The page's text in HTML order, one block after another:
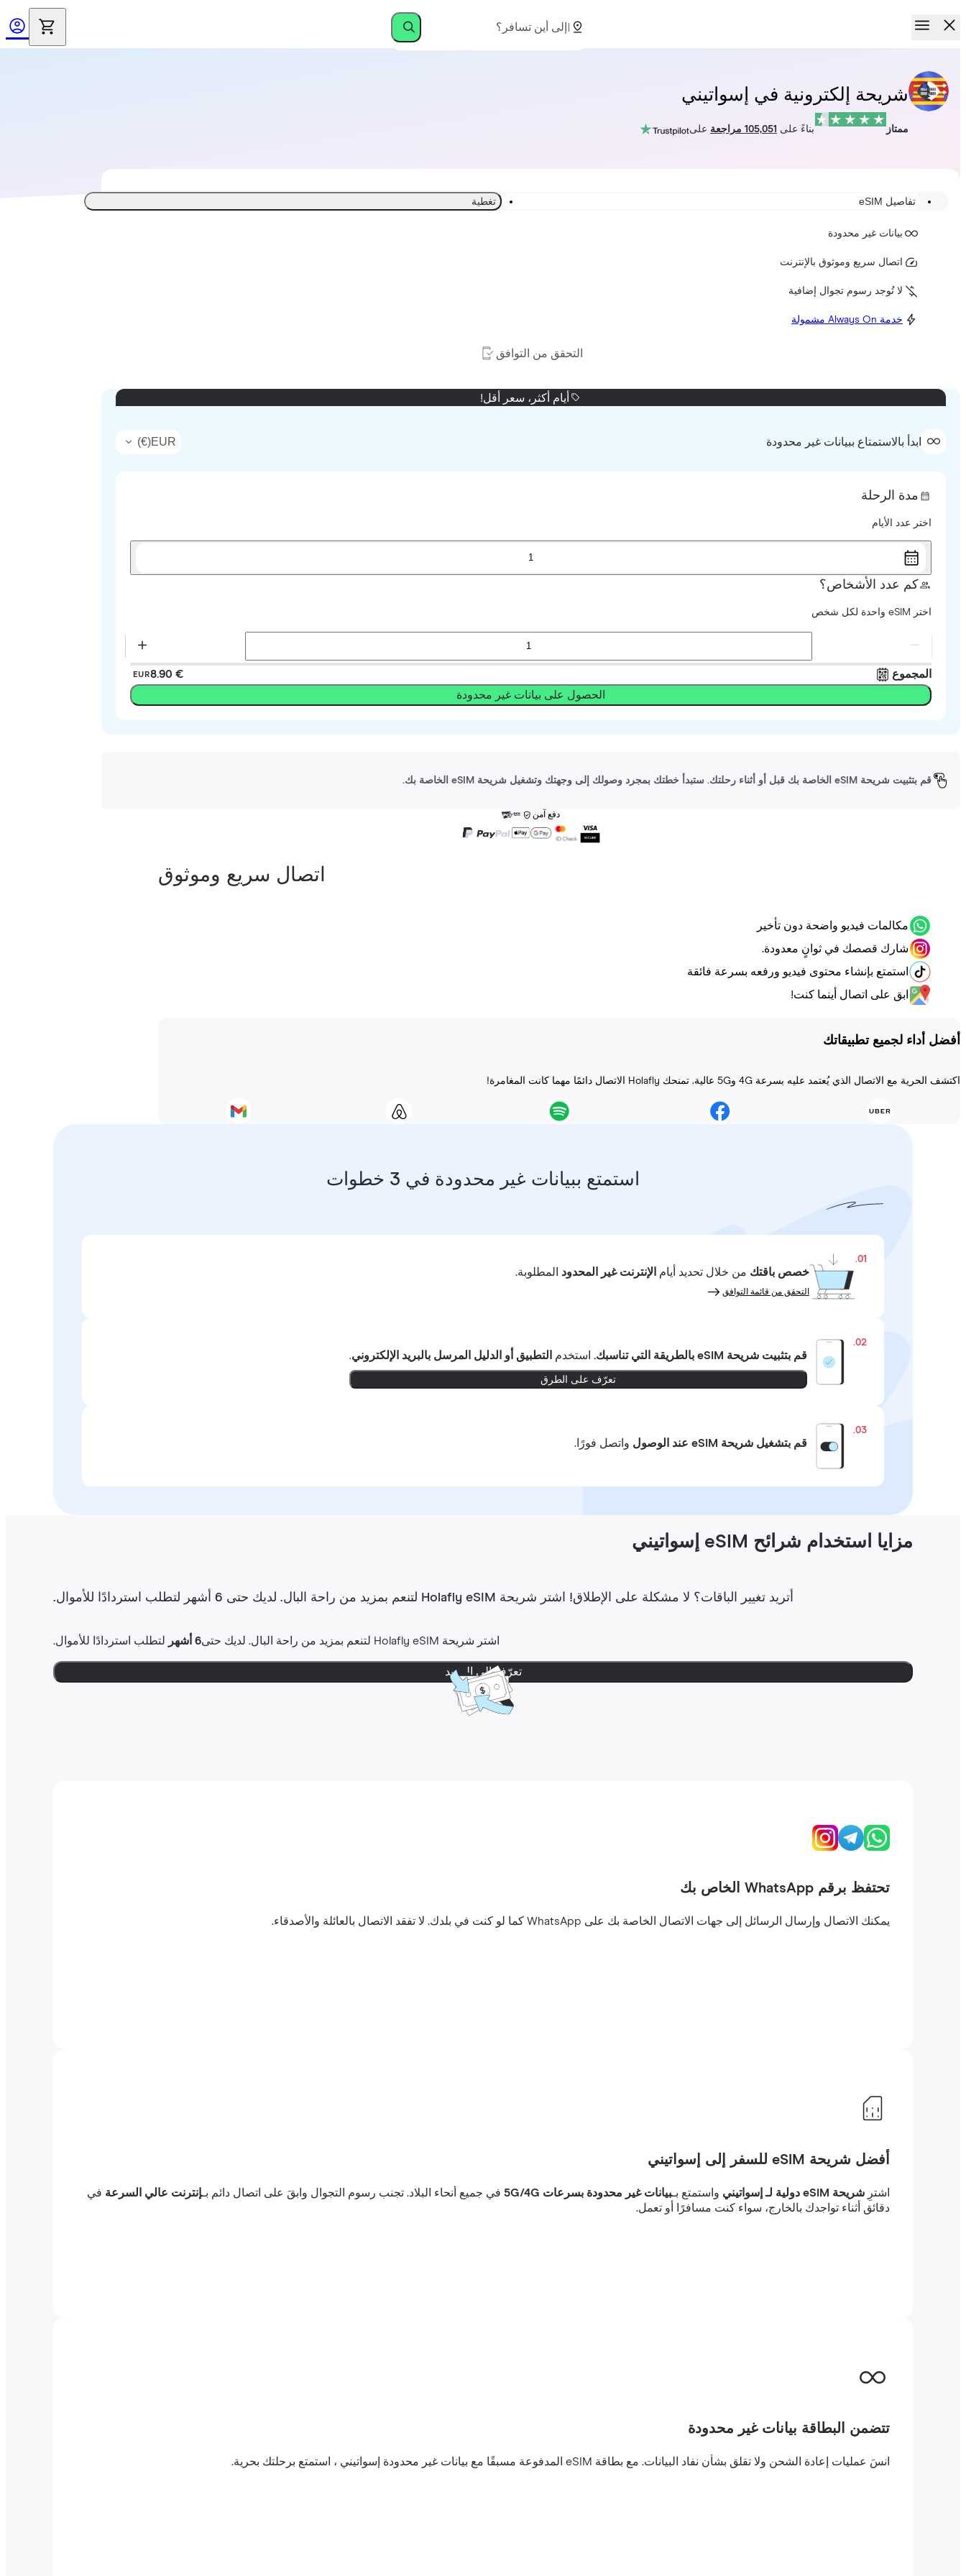
شريحة إلكترونية في إسواتيني
ممتاز بناءً على 105,051 مراجعة على
تفاصيل eSIM تغطية
بيانات غير محدودة
اتصال سريع وموثوق بالإنترنت
لا تُوجد رسوم تجوال إضافية
خدمة Always On مشمولة
التحقق من التوافق
أيام أكثر، سعر أقل!
ابدأ بالاستمتاع ببيانات غير محدودة EUR
(
€
)
مدة الرحلة
اختر عدد الأيام
1
كم عدد الأشخاص؟
اختر eSIM واحدة لكل شخص
المجموع EUR ‏8.90 €
الحصول على بيانات غير محدودة
قم بتثبيت شريحة eSIM الخاصة بك قبل أو أثناء رحلتك. ستبدأ خطتك بمجرد وصولك إلى وجهتك وتشغيل شريحة eSIM الخاصة بك.
دفع آمن
اتصال سريع وموثوق
مكالمات فيديو واضحة دون تأخير
شارك قصصك في ثوانٍ معدودة.
استمتع بإنشاء محتوى فيديو ورفعه بسرعة فائقة
ابق على اتصال أينما كنت!
أفضل أداء لجميع تطبيقاتك
اكتشف الحرية مع الاتصال الذي يُعتمد عليه بسرعة 4G و5G عالية. تمنحك Holafly الاتصال دائمًا مهما كانت المغامرة!
استمتع ببيانات غير محدودة في 3 خطوات
01.
خصص باقتك من خلال تحديد أيام الإنترنت غير المحدود المطلوبة.
التحقق من قائمة التوافق
02.
قم بتثبيت شريحة eSIM بالطريقة التي تناسبك. استخدم التطبيق أو الدليل المرسل بالبريد الإلكتروني.
تعرّف على الطرق
03.
قم بتشغيل شريحة eSIM عند الوصول واتصل فورًا.
مزايا استخدام شرائح eSIM إسواتيني
أتريد تغيير الباقات؟ لا مشكلة على الإطلاق! اشتر شريحة Holafly eSIM لتنعم بمزيد من راحة البال. لديك حتى 6 أشهر لتطلب استردادًا للأموال.
اشتر شريحة Holafly eSIM لتنعم بمزيد من راحة البال. لديك حتى 6 أشهر لتطلب استردادًا للأموال.
تعرّف إلى المزيد
تحتفظ برقم WhatsApp الخاص بك
يمكنك الاتصال وإرسال الرسائل إلى جهات الاتصال الخاصة بك على WhatsApp كما لو كنت في بلدك. لا تفقد الاتصال بالعائلة والأصدقاء.
أفضل شريحة eSIM للسفر إلى إسواتيني
اشترِشريحة eSIM دولية لـ إسواتيني واستمتع بـبيانات غير محدودة بسرعات 5G/4G في جميع أنحاء البلاد. تجنب رسوم التجوال وابقَ على اتصال دائم بـإنترنت عالي السرعة في
دقائق أثناء تواجدك بالخارج، سواء كنت مسافرًا أو تعمل.
تتضمن البطاقة بيانات غير محدودة
انسَ عمليات إعادة الشحن ولا تقلق بشأن نفاد البيانات. مع بطاقة eSIM المدفوعة مسبقًا مع بيانات غير محدودة إسواتيني ، استمتع برحلتك بحرية.